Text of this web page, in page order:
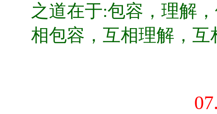
之道在于:包容，理解
相包容，互相理解，